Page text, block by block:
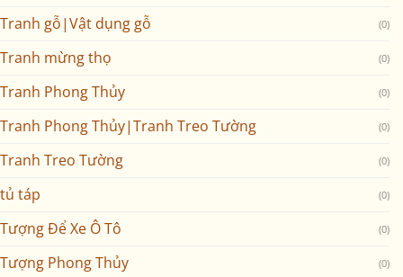
Tranh gỗ|Vật dụng gỗ (0)
Tranh mừng thọ (0)
Tranh Phong Thủy (0)
Tranh Phong Thủy|Tranh Treo Tường (0)
Tranh Treo Tường (0)
tủ táp (0)
Tượng Để Xe Ô Tô (0)
Tượng Phong Thủy (0)